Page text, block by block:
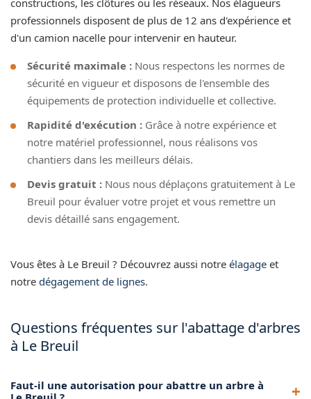
professionnels disposent de plus de 12 ans d'expérience et
d'un camion nacelle pour intervenir en hauteur.
Sécurité maximale : Nous respectons les normes de
sécurité en vigueur et disposons de l'ensemble des
équipements de protection individuelle et collective.
Rapidité d'exécution : Grâce à notre expérience et
notre matériel professionnel, nous réalisons vos
chantiers dans les meilleurs délais.
Devis gratuit : Nous nous déplaçons gratuitement à Le
Breuil pour évaluer votre projet et vous remettre un
devis détaillé sans engagement.
Vous êtes à Le Breuil ? Découvrez aussi notre élagage et
notre dégagement de lignes.
Questions fréquentes sur l'abattage d'arbres
à Le Breuil
Faut-il une autorisation pour abattre un arbre à